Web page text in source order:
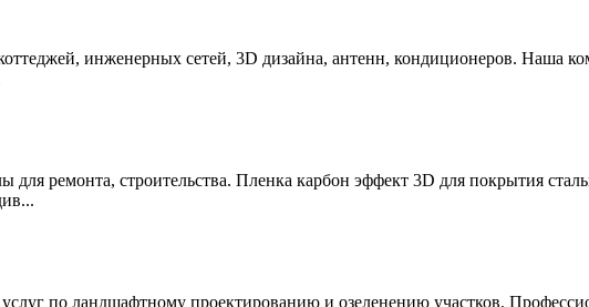
инженерных сетей, 3D дизайна, антенн, кондиционеров. Наша
для ремонта, строительства. Пленка карбон эффект 3D для покрытия
по ландшафтному проектированию и озеленению участков.